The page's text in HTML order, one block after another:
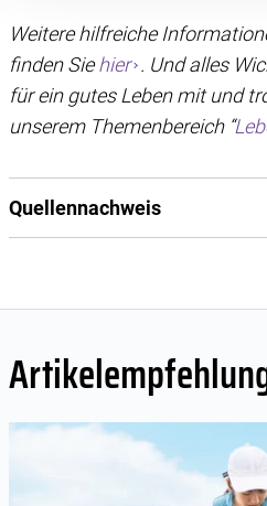
verbessern. Für die
Verarbeitung benötigen wir
Einwilligung können Sie mit
widerrufen, indem Sie auf das
unteren Ecke klicken. Weitere
Weitere hilfreiche
finden Siehier . Und alles
für ein gutes Leben mit und
unserem Themenbereich “
Quellennachweis